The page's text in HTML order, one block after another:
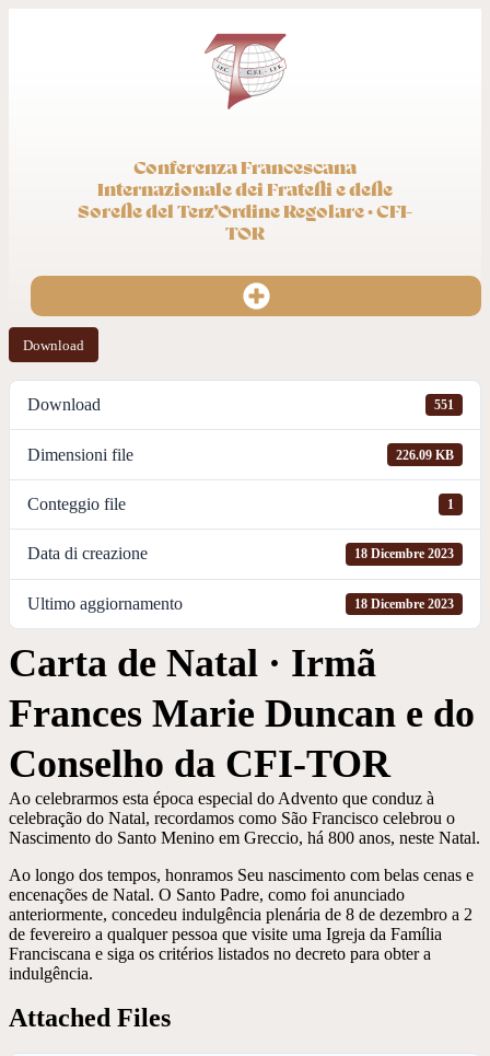
Conferenza Francescana
Internazionale dei Fratelli e delle
Sorelle del Terz’Ordine Regolare · CFI-
TOR
Download
Download 551
Dimensioni file 226.09 KB
Conteggio file 1
Data di creazione 18 Dicembre 2023
Ultimo aggiornamento 18 Dicembre 2023
Carta de Natal · Irmã
Frances Marie Duncan e do
Conselho da CFI-TOR
Ao celebrarmos esta época especial do Advento que conduz à
celebração do Natal, recordamos como São Francisco celebrou o
Nascimento do Santo Menino em Greccio, há 800 anos, neste Natal.
Ao longo dos tempos, honramos Seu nascimento com belas cenas e
encenações de Natal. O Santo Padre, como foi anunciado
anteriormente, concedeu indulgência plenária de 8 de dezembro a 2
de fevereiro a qualquer pessoa que visite uma Igreja da Família
Franciscana e siga os critérios listados no decreto para obter a
indulgência.
Attached Files